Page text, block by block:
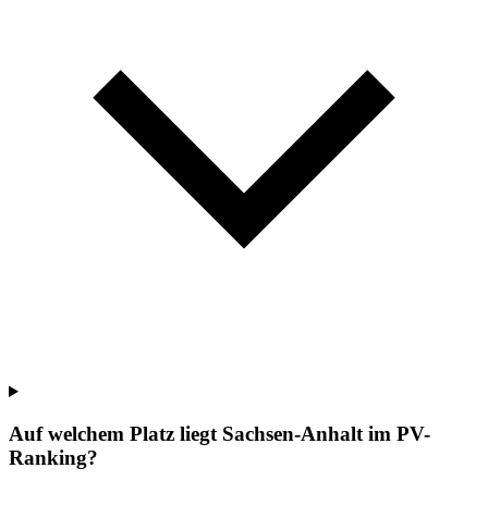
Auf welchem Platz liegt Sachsen-Anhalt im PV-
Ranking?